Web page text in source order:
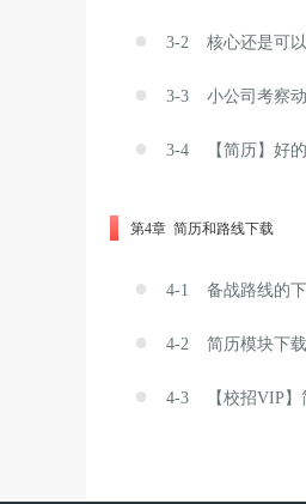
● 3-2 核心还是可
● 3-3 小公司考察
● 3-4 【简历】好
第4章 简历和路线下载
● 4-1 备战路线的下
● 4-2 简历模块下载
● 4-3 【校招VIP